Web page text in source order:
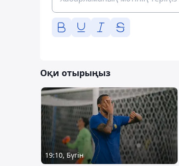
Оқи отырыңыз
19:10, Бүгін